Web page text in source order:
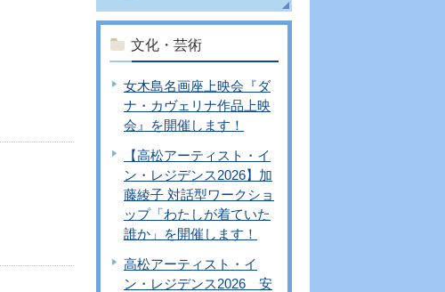
文化・芸術
女木島名画座上映会『ダ
ナ・カヴェリナ作品上映
会』を開催します！
【高松アーティスト・イ
ン・レジデンス2026】加
藤綾子 対話型ワークショ
ップ「わたしが着ていた
誰か」を開催します！
高松アーティスト・イ
ン・レジデンス2026 安